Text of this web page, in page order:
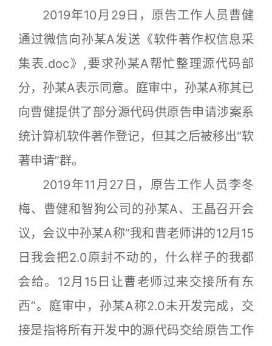
2019年10月29日，原告工作人员曹健
通过微信向孙某A发送《软件著作权信息采
集表.doc》,要求孙某A帮忙整理源代码部
分，孙某A表示同意。庭审中，孙某A称其已
向曹健提供了部分源代码供原告申请涉案系
统计算机软件著作登记，但其之后被移出“软
著申请”群。
2019年11月27日，原告工作人员李冬
梅、曹健和智狗公司的孙某A、王晶召开会
议，会议中孙某A称“我和曹老师讲的12月15
日我会把2.0原封不动的，什么样子的我都
会给。12月15日让曹老师过来交接所有东
西”。庭审中，孙某A称2.0未开发完成，交
接是指将所有开发中的源代码交给原告工作